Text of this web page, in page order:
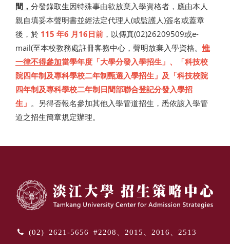
間， 分發錄取生因特殊事由欲放棄入學資格者，應由本人
親自填妥本聲明書並經法定代理人(或監護人)簽名或蓋章
後，於 115 年6 月16日前 ，以傳真(02)26209509或e-
mail(至本校教務處註冊客務中心，聲明放棄入學資格。惟
一律不得參加當學年度「大學分發入學招生」、「科技校
院四年制及專科學校二年制甄選入學招生」及「科技校院
四年制及專科學校二年制日間部聯合登記分發入學招
生」 。另得否報名參加其他入學管道招生，悉依該入學管
道之招生簡章規定辦理。
(02) 2621-5656 #2208、2015、2016、2513